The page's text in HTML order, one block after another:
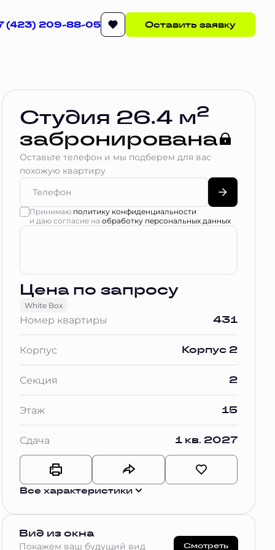
(423) 209-88-05 Оставить заявку
Квартира забронирована
Студия 26.4 м2
забронирована
Оставьте телефон и мы подберем для вас
похожую квартиру
Принимаю политику конфиденциальности
и даю согласие на обработку персональных данных
Цена по запросу
White Box
Номер квартиры 431
Корпус Корпус 2
Секция 2
Этаж 15
Сдача 1 кв. 2027
Все характеристики
Вид из окна
Покажем ваш будущий вид Смотреть